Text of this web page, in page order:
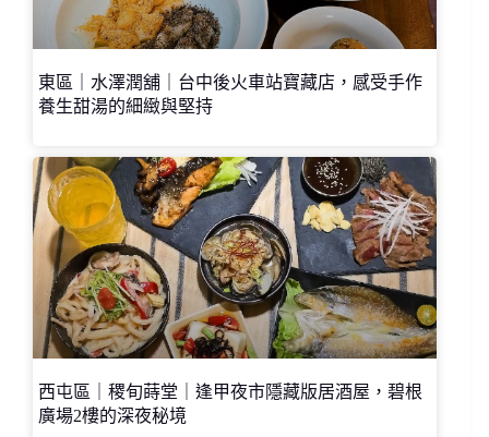
東區｜水澤潤舖｜台中後火車站寶藏店，感受手作
養生甜湯的細緻與堅持
西屯區｜稷旬蒔堂｜逢甲夜市隱藏版居酒屋，碧根
廣場2樓的深夜秘境